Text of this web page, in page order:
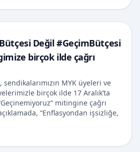
Değil #GeçimBütçesi
birçok ilde çağrı
MYK üyeleri ve
birçok ilde 17 Aralık’ta
mitingine çağrı
“Enflasyondan işsizliğe,